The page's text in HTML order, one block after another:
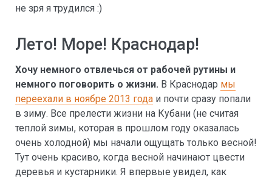
не зря я трудился :)
Лето! Море! Краснодар!
Хочу немного отвлечься от рабочей рутины и
немного поговорить о жизни. В Краснодар мы
переехали в ноябре 2013 года и почти сразу попали
в зиму. Все прелести жизни на Кубани (не считая
теплой зимы, которая в прошлом году оказалась
очень холодной) мы начали ощущать только весной!
Тут очень красиво, когда весной начинают цвести
деревья и кустарники. Я впервые увидел, как